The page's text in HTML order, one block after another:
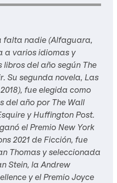
falta nadie (Alfaguara,
a varios idiomas y
libros del año según The
. Su segunda novela, Las
fue elegida como
del año porThe Wall
y Huffington Post.
el Premio New York
2021 de Ficción, fue
Thomas y seleccionada
Stein, la Andrew
y el Premio Joyce